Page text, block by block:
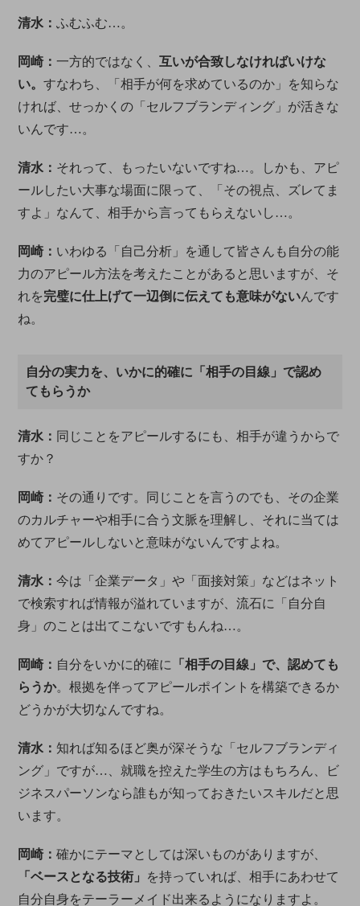
清水：ふむふむ…。
岡崎：一方的ではなく、互いが合致しなければいけな
い。すなわち、「相手が何を求めているのか」を知らな
ければ、せっかくの「セルフブランディング」が活きな
いんです…。
清水： それって、もったいないですね…。しかも、アピ
ールしたい大事な場面に限って、「その視点、ズレてま
すよ」なんて、相手から言ってもらえないし…。
岡崎： いわゆる「自己分析」を通して皆さんも自分の能
力のアピール方法を考えたことがあると思いますが、そ
れを完璧に仕上げて一辺倒に伝えても意味がないんです
ね。
自分の実力を、いかに的確に「相手の目線」で認め
てもらうか
清水： 同じことをアピールするにも、相手が違うからで
すか？
岡崎： その通りです。同じことを言うのでも、その企業
のカルチャーや相手に合う文脈を理解し、それに当ては
めてアピールしないと意味がないんですよね。
清水：今は「企業データ」や「面接対策」などはネット
で検索すれば情報が溢れていますが、流石に「自分自
身」のことは出てこないですもんね…。
岡崎： 自分をいかに的確に
「相手の目線」で、認めても
らうか。根拠を伴ってアピールポイントを構築できるか
どうかが大切なんですね。
清水： 知れば知るほど奥が深そうな「セルフブランディ
ング」ですが…、就職を控えた学生の方はもちろん、ビ
ジネスパーソンなら誰もが知っておきたいスキルだと思
います。
岡崎：確かにテーマとしては深いものがありますが、
「ベースとなる技術」 を持っていれば、相手にあわせて
自分自身をテーラーメイド出来るようになりますよ。